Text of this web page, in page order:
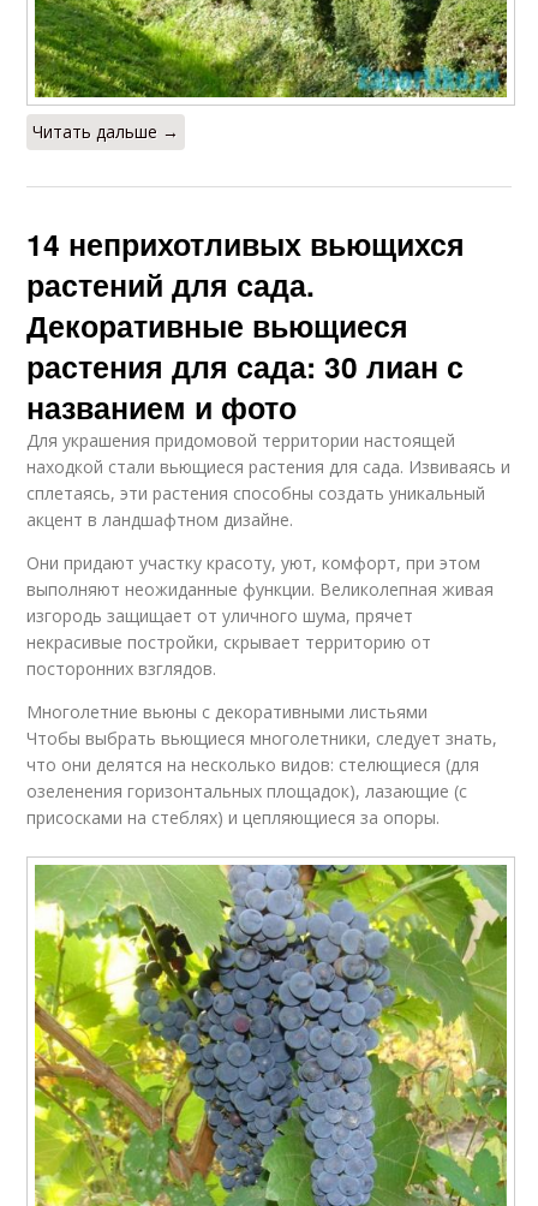
Читать дальше →
14 неприхотливых вьющихся
растений для сада.
Декоративные вьющиеся
растения для сада: 30 лиан с
названием и фото
Для украшения придомовой территории настоящей
находкой стали вьющиеся растения для сада. Извиваясь и
сплетаясь, эти растения способны создать уникальный
акцент в ландшафтном дизайне.
Они придают участку красоту, уют, комфорт, при этом
выполняют неожиданные функции. Великолепная живая
изгородь защищает от уличного шума, прячет
некрасивые постройки, скрывает территорию от
посторонних взглядов.
Многолетние вьюны с декоративными листьями
Чтобы выбрать вьющиеся многолетники, следует знать,
что они делятся на несколько видов: стелющиеся (для
озеленения горизонтальных площадок), лазающие (с
присосками на стеблях) и цепляющиеся за опоры.